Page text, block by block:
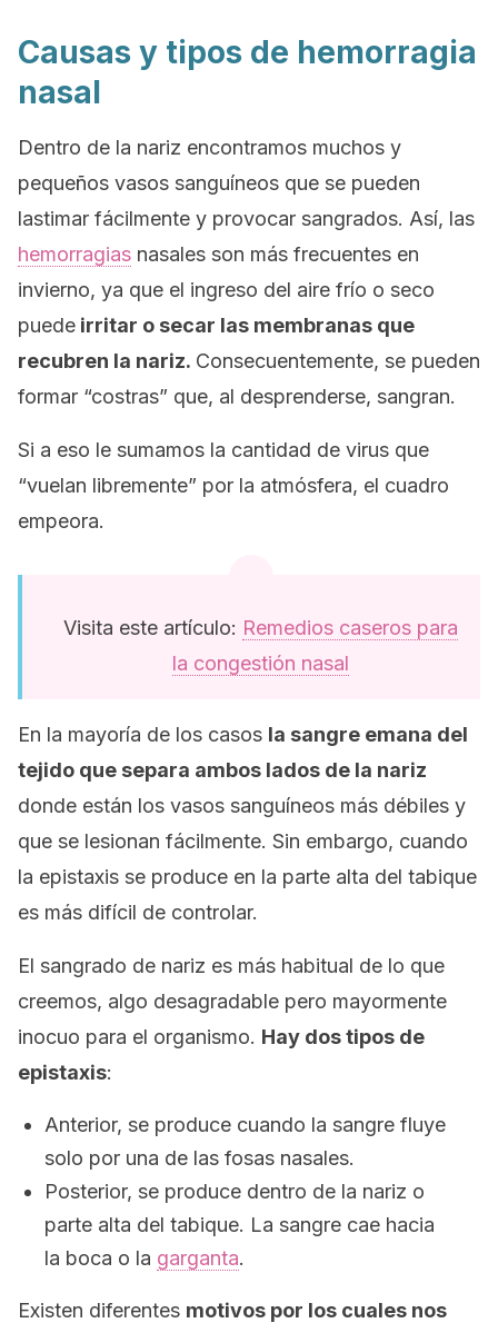
Causas y tipos de hemorragia
nasal
Dentro de la nariz encontramos muchos y
pequeños vasos sanguíneos que se pueden
lastimar fácilmente y provocar sangrados. Así, las
hemorragias nasales son más frecuentes en
invierno, ya que el ingreso del aire frío o seco
puede irritar o secar las membranas que
recubren la nariz. Consecuentemente, se pueden
formar “costras” que, al desprenderse, sangran.
Si a eso le sumamos la cantidad de virus que
“vuelan libremente” por la atmósfera, el cuadro
empeora.
Visita este artículo: Remedios caseros para
la congestión nasal
En la mayoría de los casos la sangre emana del
tejido que separa ambos lados de la nariz
donde están los vasos sanguíneos más débiles y
que se lesionan fácilmente. Sin embargo, cuando
la epistaxis se produce en la parte alta del tabique
es más difícil de controlar.
El sangrado de nariz es más habitual de lo que
creemos, algo desagradable pero mayormente
inocuo para el organismo. Hay dos tipos de
epistaxis:
Anterior, se produce cuando la sangre fluye
solo por una de las fosas nasales.
Posterior, se produce dentro de la nariz o
parte alta del tabique. La sangre cae hacia
la boca o la garganta.
Existen diferentes motivos por los cuales nos